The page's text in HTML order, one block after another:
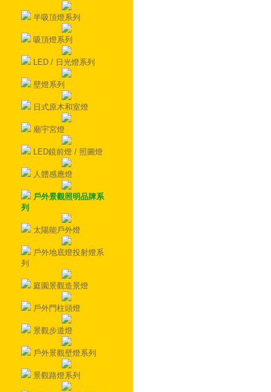
半吸頂燈系列
吸頂燈系列
LED / 日光燈系列
壁燈系列
日式原木和室燈
廟宇宮燈
LED鏡前燈 / 照圖燈
人體感應燈
戶外景觀照明品牌系
列
太陽能戶外燈
戶外地底燈投射燈系
列
庭園景觀造景燈
戶外門柱頭燈
景觀步道燈
戶外景觀壁燈系列
景觀路燈系列